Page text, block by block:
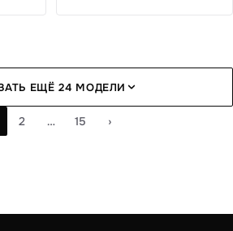
ЕЩЁ 24 МОДЕЛИ
2 … 15 ›